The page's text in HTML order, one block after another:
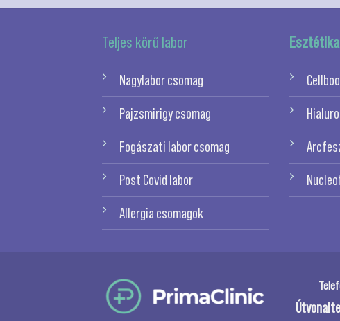
Teljes körű labor
Nagylabor csomag
Pajzsmirigy csomag
Fogászati labor csomag
Post Covid labor
Allergia csomagok
Esztétika